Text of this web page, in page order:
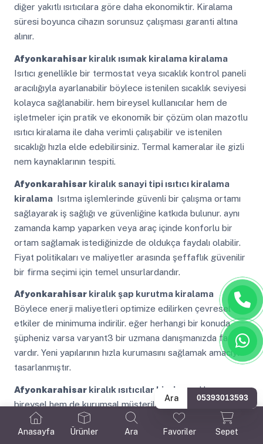
Anasayfa Ürünler Ara Favoriler Sepet
diğer yakıtlı ısıtıcılara göre daha ekonomiktir. Kiralama
süresi boyunca cihazın sorunsuz çalışması garanti altına
alınır.
Afyonkarahisarkiralık ısımak kiralama kiralama
Isıtıcı genellikle bir termostat veya sıcaklık kontrol paneli
aracılığıyla ayarlanabilir böylece istenilen sıcaklık seviyesi
kolayca sağlanabilir. hem bireysel kullanıcılar hem de
işletmeler için pratik ve ekonomik bir çözüm olan mazotlu
ısıtıcı kiralama ile daha verimli çalışabilir ve istenilen
sıcaklığı hızla elde edebilirsiniz. Termal kameralar ile gizli
nem kaynaklarının tespiti.
Afyonkarahisarkiralık sanayi tipi ısıtıcı kiralama
kiralama Isıtma işlemlerinde güvenli bir çalışma ortamı
sağlayarak iş sağlığı ve güvenliğine katkıda bulunur. aynı
zamanda kamp yaparken veya araç içinde konforlu bir
ortam sağlamak istediğinizde de oldukça faydalı olabilir.
Fiyat politikaları ve maliyetler arasında şeffaflık güvenilir
bir firma seçimi için temel unsurlardandır.
Afyonkarahisarkiralık şap kurutma kiralama
Böylece enerji maliyetleri optimize edilirken çevresel
etkiler de minimuma indirilir. eğer herhangi bir konuda
şüpheniz varsa varyant3 bir uzmana danışmanızda fayda
vardır. Yeni yapılarının hızla kurumasını sağlamak amacıyla
tasarlanmıştır.
Afyonkarahisarkiralık ısıtıcılar kiralamaHem
bireysel hem de kurumsal müşteriler için çeşitli
seçenekler ve uzman destek sunulur. bu da ısıtma
verimliliğini arttırır ve işletme maliyetlerini düşürmeye
Ara 05393013593